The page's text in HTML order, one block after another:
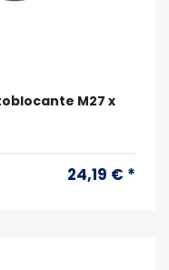
M27 x
24,19 € *